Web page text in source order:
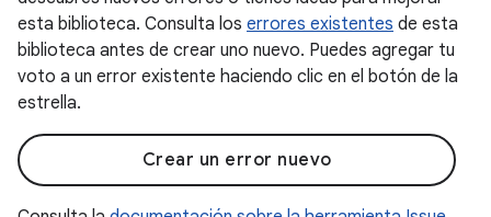
esta biblioteca. Consulta los errores existentes de esta
biblioteca antes de crear uno nuevo. Puedes agregar tu
voto a un error existente haciendo clic en el botón de la
estrella.
Crear un error nuevo